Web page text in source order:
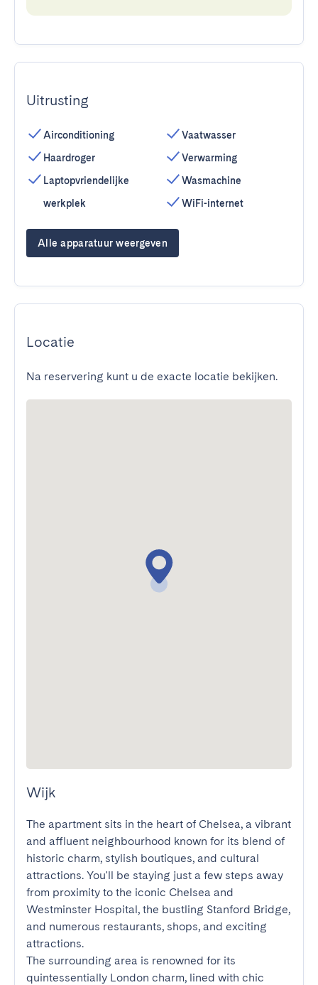
Uitrusting
Airconditioning
Haardroger
Laptopvriendelijke
werkplek
Vaatwasser
Verwarming
Wasmachine
WiFi-internet
Alle apparatuur weergeven
Locatie
Na reservering kunt u de exacte locatie bekijken.
Wijk
The apartment sits in the heart of Chelsea, a vibrant
and affluent neighbourhood known for its blend of
historic charm, stylish boutiques, and cultural
attractions. You'll be staying just a few steps away
from proximity to the iconic Chelsea and
Westminster Hospital, the bustling Stanford Bridge,
and numerous restaurants, shops, and exciting
attractions.
The surrounding area is renowned for its
quintessentially London charm, lined with chic